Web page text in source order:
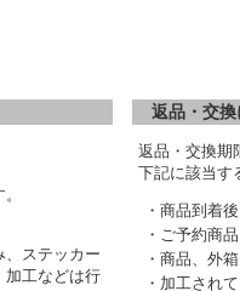
、ステッカー
加工などは行
返品・交換
返品・交換期
下記に該当す
・商品到着
・ご予約商品
・商品、外
・加工され